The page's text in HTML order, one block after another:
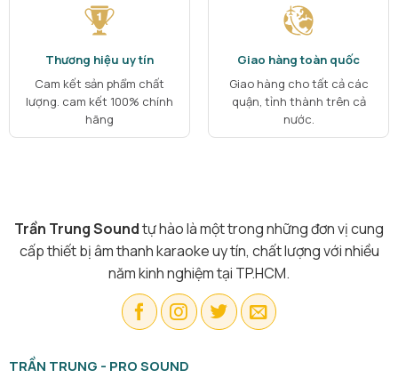
Thương hiệu uy tín
Cam kết sản phẩm chất
lượng. cam kết 100% chính
hãng
Giao hàng toàn quốc
Giao hàng cho tất cả các
quận, tỉnh thành trên cả
nước.
Trần Trung Soundtự hào là một trong những đơn vị cung
cấp thiết bị âm thanh karaoke uy tín, chất lượng với nhiều
năm kinh nghiệm tại TP.HCM.
TRẦN TRUNG - PRO SOUND